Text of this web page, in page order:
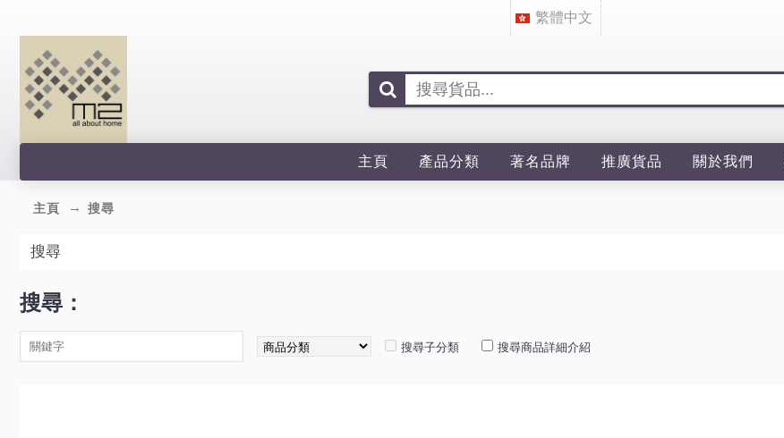
繁體中文
主頁 產品分類 著名品牌 推廣貨品 關於我們
主頁 搜尋
搜尋
搜尋：
搜尋子分類 搜尋商品詳細介紹